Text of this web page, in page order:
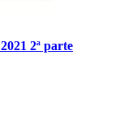
2ª parte